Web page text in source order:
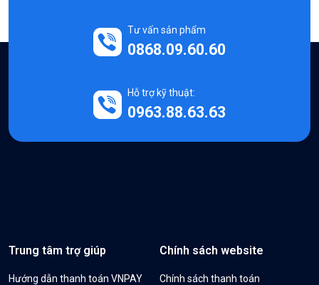
Tư vấn sản phẩm
0868.09.60.60
Hỗ trợ kỹ thuật:
0963.88.63.63
Trung tâm trợ giúp
Hướng dẫn thanh toán VNPAY
Chính sách website
Chính sách thanh toán